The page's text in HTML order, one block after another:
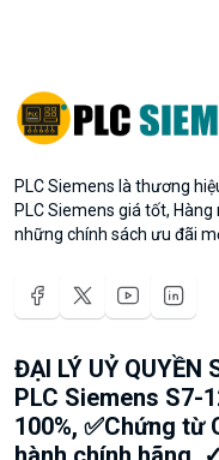
PLC Siemens là thương
PLC Siemens giá tốt,
những chính sách ưu đãi
ĐẠI LÝ UỶ QUYỀN
PLC Siemens S7-
100%, ✅Chứng từ